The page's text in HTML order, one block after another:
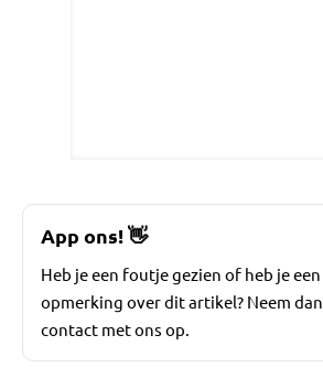
App ons!👋
Heb je een foutje gezien of heb je een
opmerking over dit artikel? Neem dan
contact met ons op.